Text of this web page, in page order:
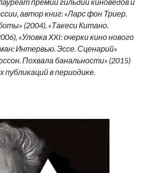
автор книг: «Ларс фон Триер.
(2004), «Такеси Китано.
«Уловка XXI: очерки кино нового
Интервью. Эссе. Сценарий»
Похвала банальности» (2015)
публикаций в периодике.